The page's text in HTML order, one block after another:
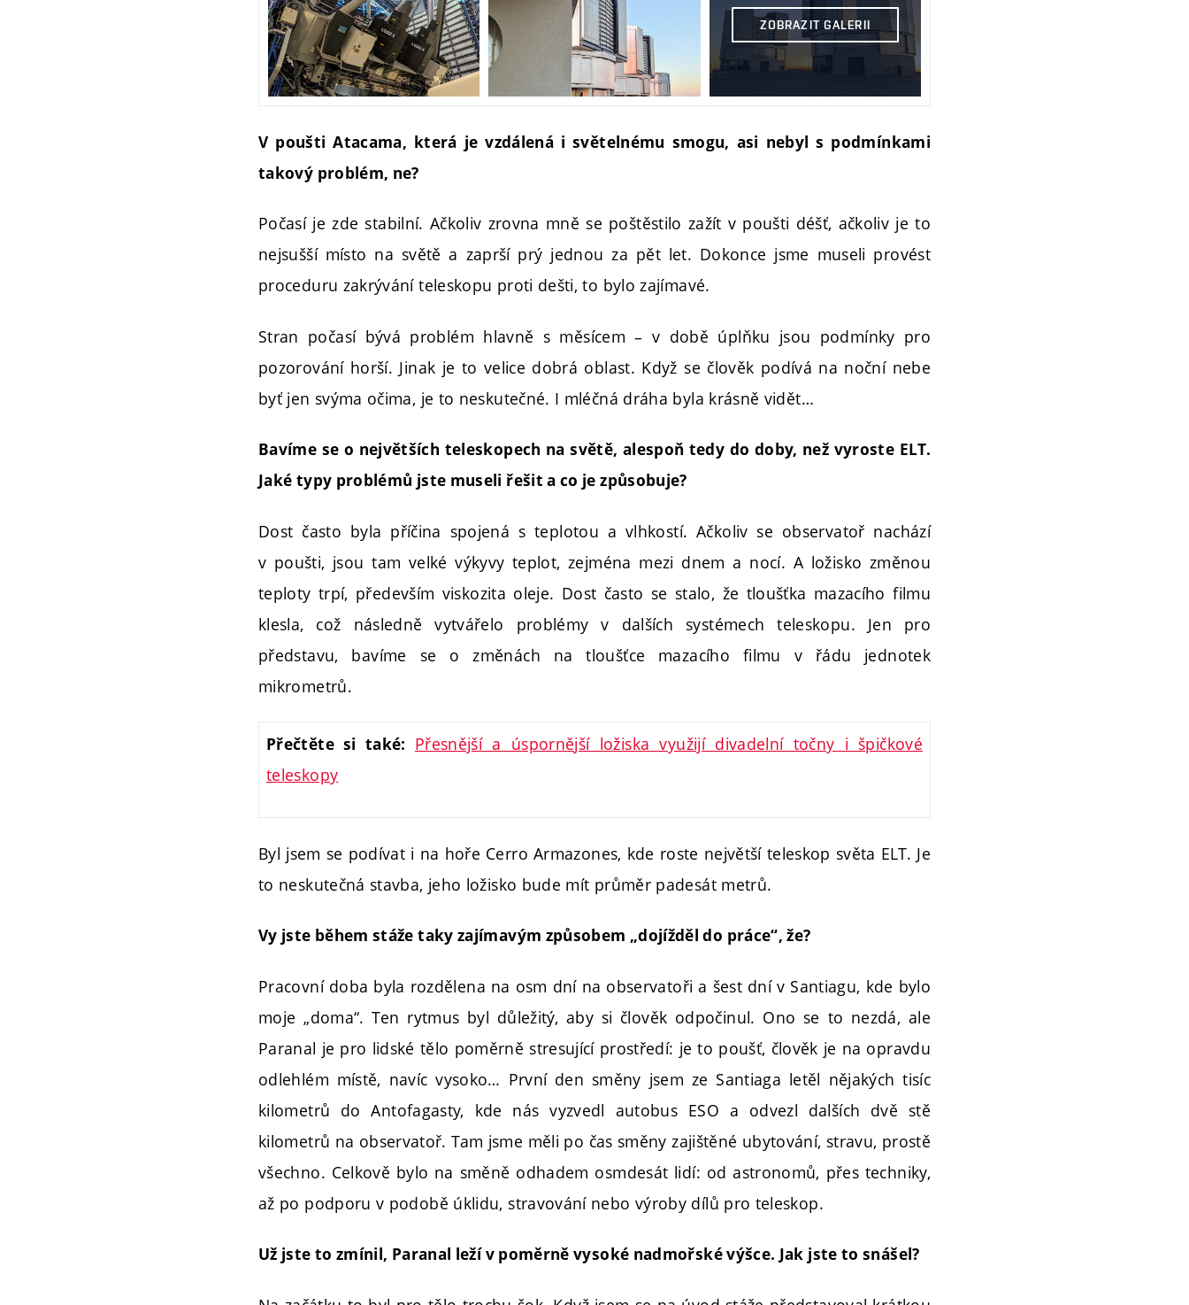
ZOBRAZIT GALERII
V poušti Atacama, která je vzdálená i světelnému smogu, asi nebyl s podmínkami
takový problém, ne?
Počasí je zde stabilní. Ačkoliv zrovna mně se poštěstilo zažít v poušti déšť, ačkoliv je to
nejsušší místo na světě a zaprší prý jednou za pět let. Dokonce jsme museli provést
proceduru zakrývání teleskopu proti dešti, to bylo zajímavé.
Stran počasí bývá problém hlavně s měsícem – v době úplňku jsou podmínky pro
pozorování horší. Jinak je to velice dobrá oblast. Když se člověk podívá na noční nebe
byť jen svýma očima, je to neskutečné. I mléčná dráha byla krásně vidět…
Bavíme se o největších teleskopech na světě, alespoň tedy do doby, než vyroste ELT.
Jaké typy problémů jste museli řešit a co je způsobuje?
Dost často byla příčina spojená s teplotou a vlhkostí. Ačkoliv se observatoř nachází
v poušti, jsou tam velké výkyvy teplot, zejména mezi dnem a nocí. A ložisko změnou
teploty trpí, především viskozita oleje. Dost často se stalo, že tloušťka mazacího filmu
klesla, což následně vytvářelo problémy v dalších systémech teleskopu. Jen pro
představu, bavíme se o změnách na tloušťce mazacího filmu v řádu jednotek
mikrometrů.
Přečtěte si také: Přesnější a úspornější ložiska využijí divadelní točny i špičkové
teleskopy
Byl jsem se podívat i na hoře Cerro Armazones, kde roste největší teleskop světa ELT. Je
to neskutečná stavba, jeho ložisko bude mít průměr padesát metrů.
Vy jste během stáže taky zajímavým způsobem „dojížděl do práce“, že?
Pracovní doba byla rozdělena na osm dní na observatoři a šest dní v Santiagu, kde bylo
moje „doma“. Ten rytmus byl důležitý, aby si člověk odpočinul. Ono se to nezdá, ale
Paranal je pro lidské tělo poměrně stresující prostředí: je to poušť, člověk je na opravdu
odlehlém místě, navíc vysoko… První den směny jsem ze Santiaga letěl nějakých tisíc
kilometrů do Antofagasty, kde nás vyzvedl autobus ESO a odvezl dalších dvě stě
kilometrů na observatoř. Tam jsme měli po čas směny zajištěné ubytování, stravu, prostě
všechno. Celkově bylo na směně odhadem osmdesát lidí: od astronomů, přes techniky,
až po podporu v podobě úklidu, stravování nebo výroby dílů pro teleskop.
Už jste to zmínil, Paranal leží v poměrně vysoké nadmořské výšce. Jak jste to snášel?